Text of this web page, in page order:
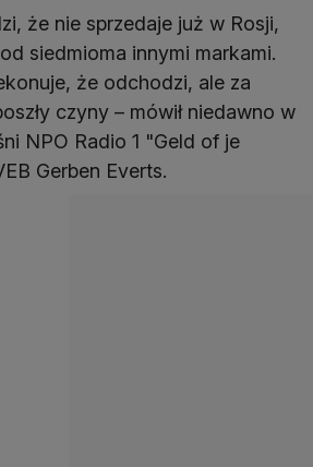
że nie sprzedaje już w Rosji,
siedmioma innymi markami.
że odchodzi, ale za
czyny – mówił niedawno w
NPO Radio 1 "Geld of je
Gerben Everts.